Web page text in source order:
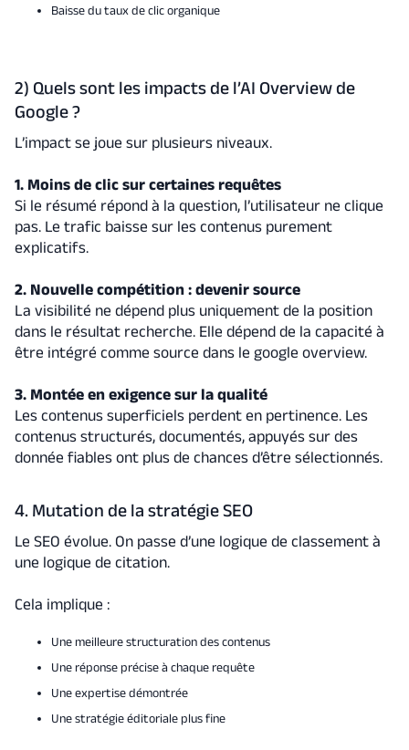
Baisse du taux de clic organique
2) Quels sont les impacts de l’AI Overview de
Google ?
L’impact se joue sur plusieurs niveaux.
1. Moins de clic sur certaines requêtes
Si le résumé répond à la question, l’utilisateur ne clique
pas. Le trafic baisse sur les contenus purement
explicatifs.
2. Nouvelle compétition : devenir source
La visibilité ne dépend plus uniquement de la position
dans le résultat recherche. Elle dépend de la capacité à
être intégré comme source dans le google overview.
3. Montée en exigence sur la qualité
Les contenus superficiels perdent en pertinence. Les
contenus structurés, documentés, appuyés sur des
donnée fiables ont plus de chances d’être sélectionnés.
4. Mutation de la stratégie SEO
Le SEO évolue. On passe d’une logique de classement à
une logique de citation.
Cela implique :
Une meilleure structuration des contenus
Une réponse précise à chaque requête
Une expertise démontrée
Une stratégie éditoriale plus fine